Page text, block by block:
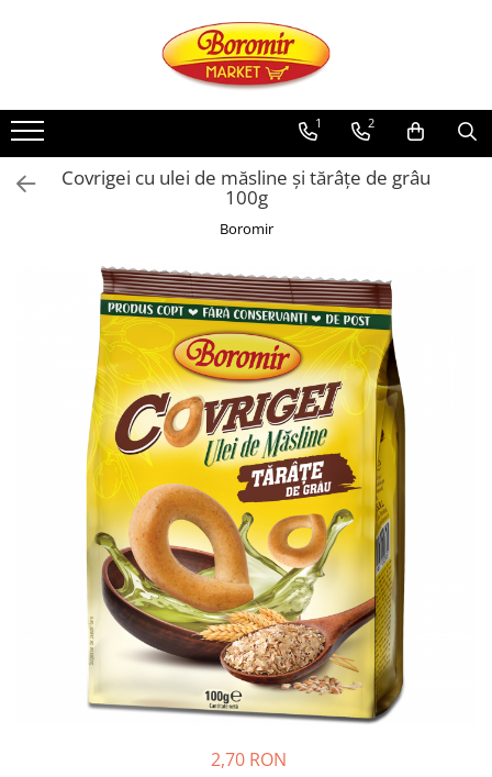
Noutati
Produse de post
Cozonac
Cozonac Exotic
Cozonac Creme
Cozonac Traditional
Cozonac Casa Boromir
Cozonac Pricomigdala
Cozonac Magnum
Cozonac Vegan (de post)
Cozonac Collection
Cozonac Cadou
Cozonac cu Unt
Cozonac Royal
Cozonac Mos Craciun
Cozonac Duofino
Cozonac Imperial
1 2
Covrigei cu ulei de măsline și tărâțe de grâu
100g
Boromir
2,70 RON